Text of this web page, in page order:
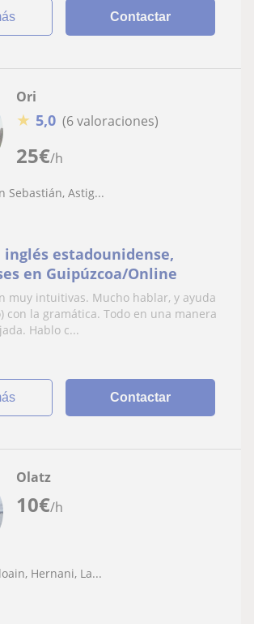
Contactar
25€/h
Ori
★ 5,0 (6 valoraciones)
Sebastián, Astig...
inglés estadounidense,
en Guipúzcoa/Online
muy intuitivas. Mucho hablar, y ayuda
con la gramática. Todo en una manera
Hablo c...
Contactar
10€/h
Olatz
Hernani, La...